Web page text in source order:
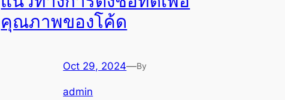
คุณภาพของโค้ด
Oct 29, 2024—By
admin